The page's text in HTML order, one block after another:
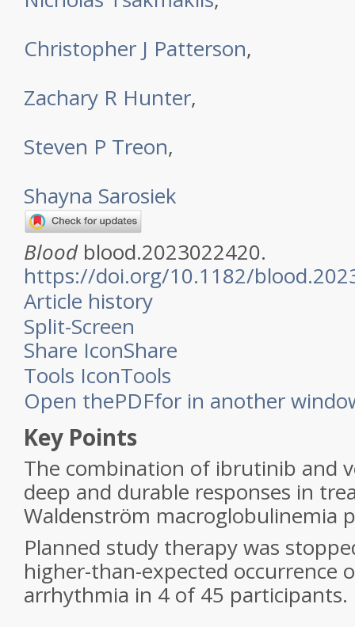
Christopher J Patterson,
Zachary R Hunter,
Steven P Treon,
Shayna Sarosiek
Bloodblood.2023022420.
https://doi.org/10.1182/
Article history
Split-Screen
Share IconShare
Tools IconTools
Open thePDFfor in another
Key Points
The combination of ibrutinib and
deep and durable responses in
Waldenström macroglobulinemia
Planned study therapy was
higher-than-expected occurrence
arrhythmia in 4 of 45 participants.